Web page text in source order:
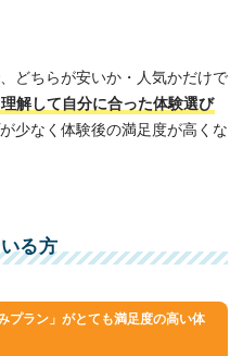
どちらが安いか・人気かだけで
解して自分に合った体験選び
少なく体験後の満足度が高くな
る方
プラン」がとても満足度の高い体